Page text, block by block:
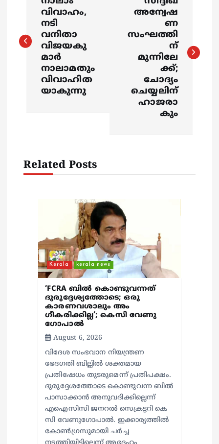
s
t
g
വിവാഹം,
നടി
വനിതാ
വിജയകു
മാര്‍
നാലാമതും
വിവാഹിത
യാകുന്നു
അന്വേഷ
ണ
സംഘത്തി
ന്
മുന്നിലേ
ക്ക്;
ചോദ്യം
ചെയ്യലിന്
ഹാജരാ
കും
Related Posts
Kerala kerala news
‘FCRA ബിൽ കൊണ്ടുവന്നത്
ദുരുദ്ദേശ്യത്തോടെ; ഒരു
കാരണവശാലും അം​
ഗീകരിക്കില്ല’; കെസി വേണു​
ഗോപാൽ
August 6, 2026
വിദേശ സംഭവാന നിയന്ത്രണ
ഭേദഗതി ബില്ലിൽ ശക്തമായ
പ്രതിഷേധം തുടരുമെന്ന് പ്രതിപക്ഷം.
ദുരുദ്ദേശത്തോടെ കൊണ്ടുവന്ന ബിൽ
പാസാക്കാൻ അനുവദിക്കില്ലെന്ന്
എഐസിസി ജനറൽ സെക്രട്ടറി കെ
സി വേണുഗോപാൽ. ഇക്കാര്യത്തിൽ
കോൺഗ്രസുമായി ചർച്ച